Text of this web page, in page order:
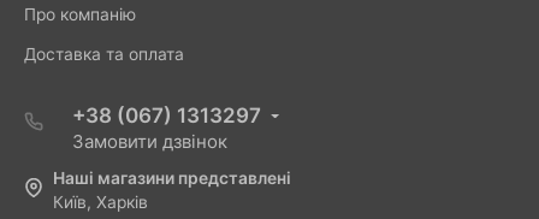
Про компанію
Доставка та оплата
+38 (067) 1313297
Замовити дзвінок
Наші магазини представлені
Київ, Харків